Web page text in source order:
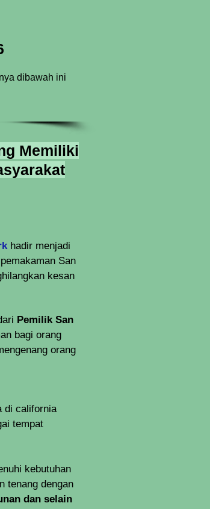
dibawah ini
Memiliki
hadir menjadi
San
kesan
Pemilik San
bagi orang
orang
di california
tempat
kebutuhan
tenang dengan
dan selain